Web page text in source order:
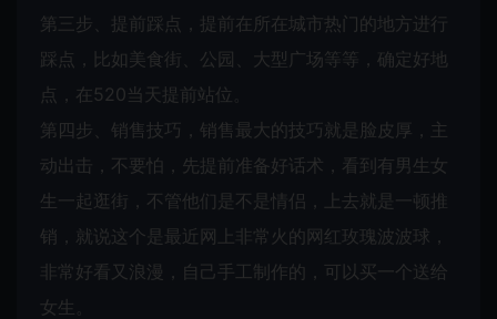
第三步、提前踩点，提前在所在城市热门的地方进行
踩点，比如美食街、公园、大型广场等等，确定好地
点，在520当天提前站位。
第四步、销售技巧，销售最大的技巧就是脸皮厚，主
动出击，不要怕，先提前准备好话术，看到有男生女
生一起逛街，不管他们是不是情侣，上去就是一顿推
销，就说这个是最近网上非常火的网红玫瑰波波球，
非常好看又浪漫，自己手工制作的，可以买一个送给
女生。